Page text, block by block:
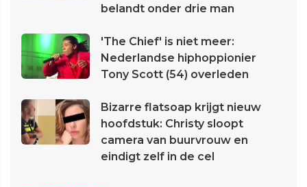
belandt onder drie man
'The Chief' is niet meer:
Nederlandse hiphoppionier
Tony Scott (54) overleden
Bizarre flatsoap krijgt nieuw
hoofdstuk: Christy sloopt
camera van buurvrouw en
eindigt zelf in de cel